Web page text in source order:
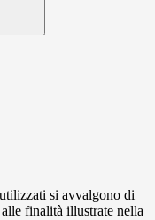
si avvalgono di
finalità illustrate nella